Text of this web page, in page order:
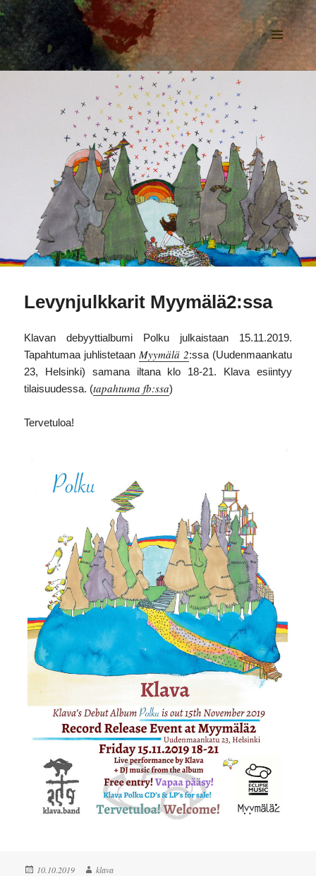
KLAVA.BAND
VALIKKO
JA
Levynjulkkarit Myymälä2:ssa
Klavan debyyttialbumi Polku julkaistaan 15.11.2019.
Tapahtumaa juhlistetaan Myymälä 2:ssa (Uudenmaankatu
23, Helsinki) samana iltana klo 18-21. Klava esiintyy
tilaisuudessa. (tapahtuma fb:ssa)
Tervetuloa!
Julkaistu
10.10.2019 Kirjoittaja
klava